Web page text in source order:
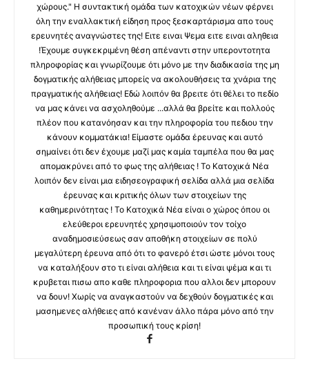
χώρους." Η συντακτική ομάδα των κατοχικών νέων φέρνει
όλη την εναλλακτική είδηση προς ξεσκαρτάρισμα απο τους
ερευνητές αναγνώστες της! Ειτε ειναι Ψεμα ειτε ειναι αληθεια
!Έχουμε συγκεκριμένη θέση απέναντι στην υπεροντοτητα
πληροφορίας και γνωρίζουμε ότι μόνο με την διαδικασία της μη
δογματικής αλήθειας μπορείς να ακολουθήσεις τα χνάρια της
πραγματικής αλήθειας! Εδώ λοιπόν θα βρειτε ότι θέλει το πεδίο
να μας κάνει να ασχοληθούμε ...αλλά θα βρείτε και πολλούς
πλέον που κατανόησαν και την πληροφορία του πεδιου την
κάνουν κομματάκια! Είμαστε ομάδα έρευνας και αυτό
σημαίνει ότι δεν έχουμε μαζί μας καμία ταμπέλα που θα μας
απομακρύνει από το φως της αλήθειας ! Το Κατοχικά Νέα
λοιπόν δεν είναι μια ειδησεογραφική σελίδα αλλά μια σελίδα
έρευνας και κριτικής όλων των στοιχείων της
καθημερινότητας ! Το Κατοχικά Νέα είναι ο χώρος όπου οι
ελεύθεροι ερευνητές χρησιμοποιούν τον τοίχο
αναδημοσιεύσεως σαν αποθήκη στοιχείων σε πολύ
μεγαλύτερη έρευνα από ότι το φανερό έτσι ώστε μόνοι τους
να καταλήξουν στο τι είναι αλήθεια και τι είναι ψέμα και τι
κρυβεται πισω απο καθε πληροφορια που αλλοι δεν μπορουν
να δουν! Χωρίς να αναγκαστούν να δεχθούν δογματικές και
μασημενες αλήθειες από κανέναν άλλο πάρα μόνο από την
προσωπική τους κρίση!